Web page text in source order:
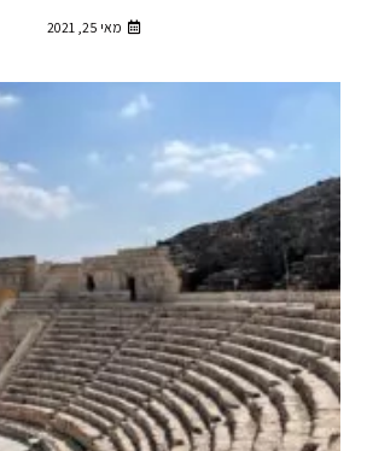
מאי 25, 2021